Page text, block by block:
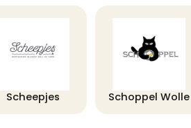
Scheepjes Schoppel Wolle